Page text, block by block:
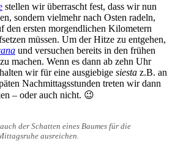
stellen wir überrascht fest, dass wir nun
sondern vielmehr nach Osten radeln,
den ersten morgendlichen Kilometern
müssen. Um der Hitze zu entgehen,
und versuchen bereits in den frühen
machen. Wenn es dann ab zehn Uhr
wir für eine ausgiebige siesta z.B. an
Nachmittagsstunden treten wir dann
– oder auch nicht. 😉
der Schatten eines Baumes für die
ausreichen.